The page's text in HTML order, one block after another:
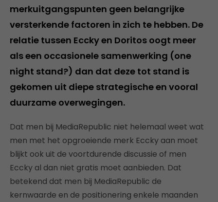
merkuitgangspunten geen belangrijke
versterkende factoren in zich te hebben. De
relatie tussen Eccky en Doritos oogt meer
als een occasionele samenwerking (one
night stand?) dan dat deze tot stand is
gekomen uit diepe strategische en vooral
duurzame overwegingen.
Dat men bij MediaRepublic niet helemaal weet wat
men met het opgroeiende merk Eccky aan moet
blijkt ook uit de voortdurende discussie of men
Eccky al dan niet gratis moet aanbieden. Dat
betekend dat men bij MediaRepublic de
kernwaarde en de positionering enkele maanden